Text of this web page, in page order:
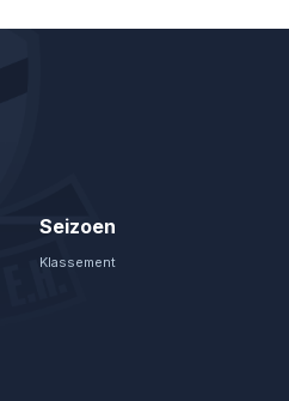
Seizoen
Klassement